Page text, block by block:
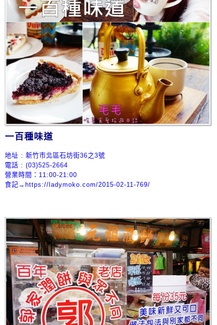
一百種味道
地址 : 新竹市北區石坊街36之3號
電話 : (03)525-2664
營業時間：11:00-21:00
食記→ https://ladymoko.com/2015-02-11-769/